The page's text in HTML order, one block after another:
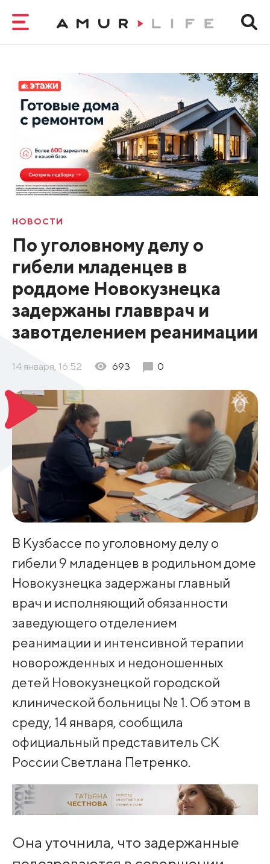
НОВОСТИ
По уголовному делу о
гибели младенцев в
роддоме Новокузнецка
задержаны главврач и
завотделением реанимации
14 января, 16:52 693 0
В Кузбассе по уголовному делу о
гибели 9 младенцев в родильном доме
Новокузнецка задержаны главный
врач и исполняющий обязанности
заведующего отделением
реанимации и интенсивной терапии
новорожденных и недоношенных
детей Новокузнецкой городской
клинической больницы № 1. Об этом в
среду, 14 января, сообщила
официальный представитель СК
России Светлана Петренко.
Она уточнила, что задержанные